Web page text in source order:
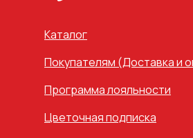
Каталог
Покупателям (Доставка и
Программа лояльности
Цветочная подписка